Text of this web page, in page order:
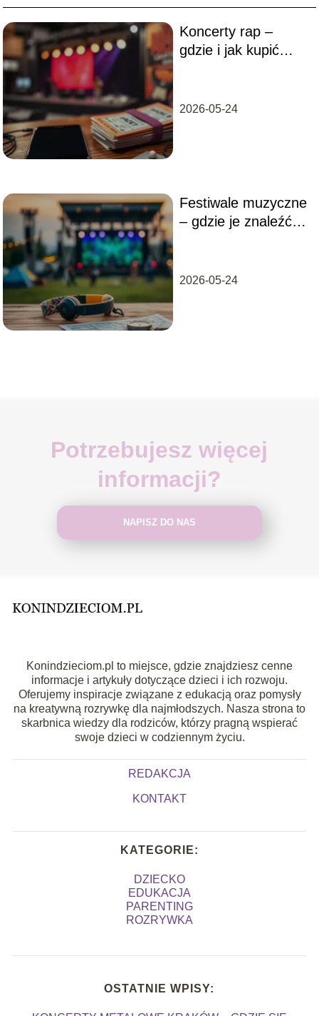
Koncerty rap –
gdzie i jak kupić
2026-05-24
Festiwale muzyczne
– gdzie je znaleźć i
2026-05-24
Potrzebujesz więcej
informacji?
NAPISZ DO NAS
Konindzieciom.pl to miejsce, gdzie znajdziesz cenne
informacje i artykuły dotyczące dzieci i ich rozwoju.
Oferujemy inspiracje związane z edukacją oraz pomysły
na kreatywną rozrywkę dla najmłodszych. Nasza strona to
skarbnica wiedzy dla rodziców, którzy pragną wspierać
swoje dzieci w codziennym życiu.
REDAKCJA
KONTAKT
KATEGORIE:
DZIECKO
EDUKACJA
PARENTING
ROZRYWKA
OSTATNIE WPISY: